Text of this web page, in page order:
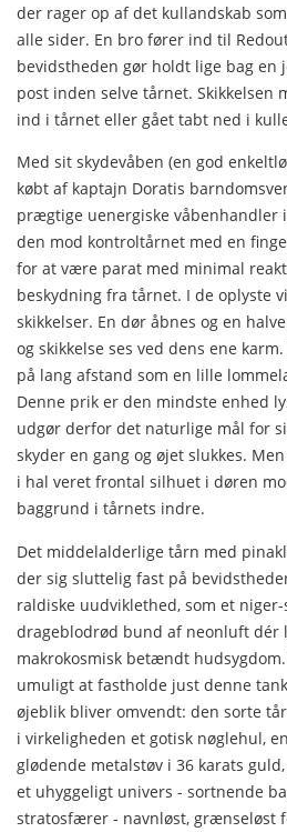
der rager op af det kullandskab
alle sider. En bro fører ind til
bevidstheden gør holdt lige bag en
post inden selve tårnet. Skikkelsen
ind i tårnet eller gået tabt ned i
Med sit skydevåben (en god
købt af kaptajn Doratis
prægtige uenergiske våbenhandler
den mod kontroltårnet med en
for at være parat med minimal
beskydning fra tårnet. I de oplyste
skikkelser. En dør åbnes og en
og skikkelse ses ved dens ene
på lang afstand som en lille
Denne prik er den mindste enhed
udgør der­for det naturlige mål for
skyder en gang og øjet slukkes.
i hal veret frontal silhuet i døren
baggrund i tårnets indre.
Det middelalderlige tårn med
der sig sluttelig fast på
raldiske uudviklethed, som et
drageblodrød bund af neonluft dér
makrokosmisk be­tændt
umuligt at fastholde just denne
øjeblik bliver omvendt: den sorte
i virkeligheden et gotisk nøglehul,
glødende metalstøv i 36 karats
et uhyggeligt univers - sortnende
stratosfærer - navnløst, grænse­løst